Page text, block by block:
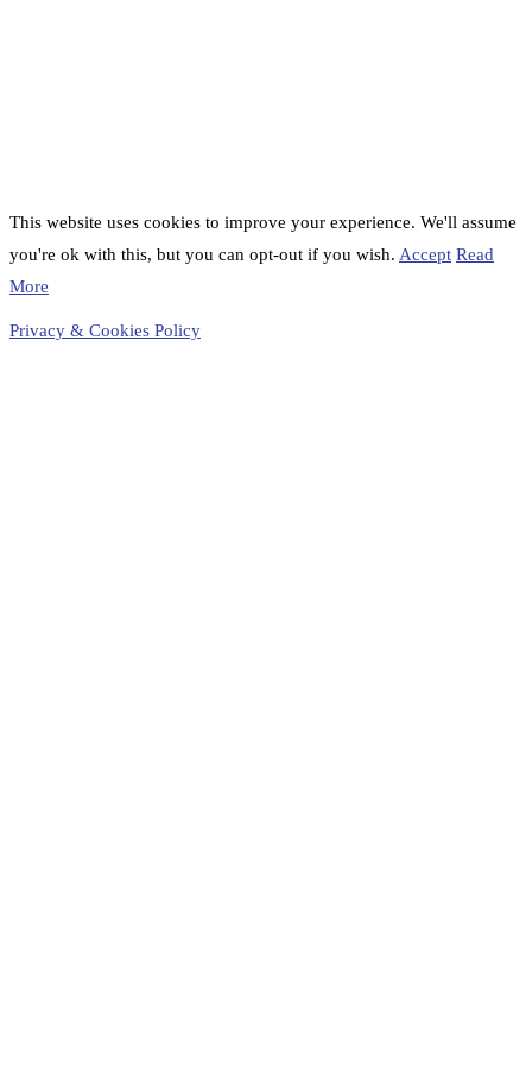
This website uses cookies to improve your experience. We'll assume
you're ok with this, but you can opt-out if you wish. Accept Read
More
Privacy & Cookies Policy